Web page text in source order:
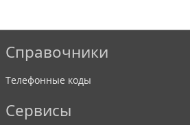
Справочники
Телефонные коды
Сервисы